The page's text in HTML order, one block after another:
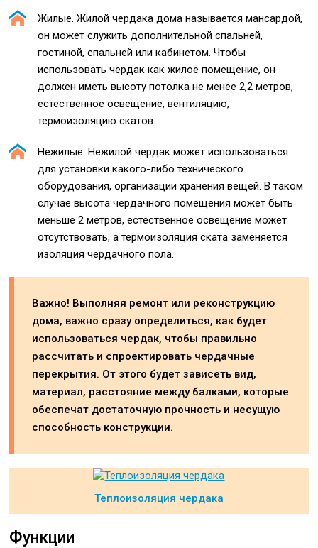
Жилые. Жилой чердака дома называется мансардой,
он может служить дополнительной спальней,
гостиной, спальней или кабинетом. Чтобы
использовать чердак как жилое помещение, он
должен иметь высоту потолка не менее 2,2 метров,
естественное освещение, вентиляцию,
термоизоляцию скатов.
Нежилые. Нежилой чердак может использоваться
для установки какого-либо технического
оборудования, организации хранения вещей. В таком
случае высота чердачного помещения может быть
меньше 2 метров, естественное освещение может
отсутствовать, а термоизоляция ската заменяется
изоляция чердачного пола.
Важно! Выполняя ремонт или реконструкцию
дома, важно сразу определиться, как будет
использоваться чердак, чтобы правильно
рассчитать и спроектировать чердачные
перекрытия. От этого будет зависеть вид,
материал, расстояние между балками, которые
обеспечат достаточную прочность и несущую
способность конструкции.
Теплоизоляция чердака
Функции